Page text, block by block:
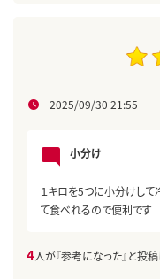
2025/09/30 21:55
小分け
１キロを5つに小分けし
て食べれるので便利です
4人が『参考になった』と投稿